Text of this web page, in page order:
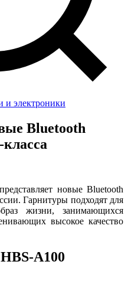
и электроники
Bluetooth
новые Bluetooth
Гарнитуры подходят для
жизни, занимающихся
высокое качество
A100